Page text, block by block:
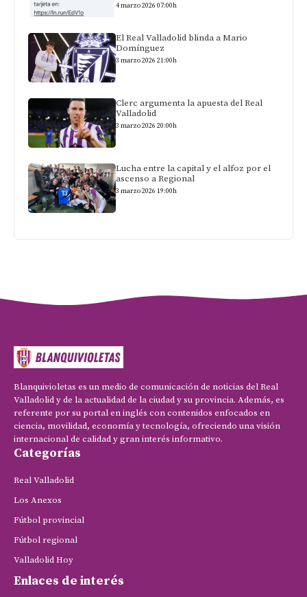
4 marzo 2026 07:00h
El Real Valladolid blinda a Mario
Domínguez
3 marzo 2026 21:00h
Clerc argumenta la apuesta del Real
Valladolid
3 marzo 2026 20:00h
Lucha entre la capital y el alfoz por el
ascenso a Regional
3 marzo 2026 19:00h
Blanquivioletas es un medio de comunicación de noticias del Real
Valladolid y de la actualidad de la ciudad y su provincia. Además, es
referente por su portal en inglés con contenidos enfocados en
ciencia, movilidad, economía y tecnología, ofreciendo una visión
internacional de calidad y gran interés informativo.
Categorías
Real Valladolid
Los Anexos
Fútbol provincial
Fútbol regional
Valladolid Hoy
Enlaces de interés